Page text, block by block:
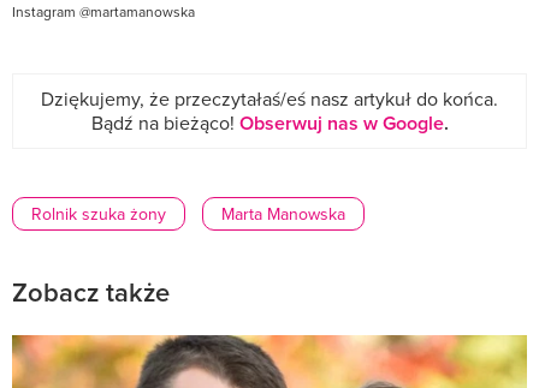
Instagram @martamanowska
Dziękujemy, że przeczytałaś/eś nasz artykuł do końca.
Bądź na bieżąco! Obserwuj nas w Google.
Rolnik szuka żony Marta Manowska
Zobacz także